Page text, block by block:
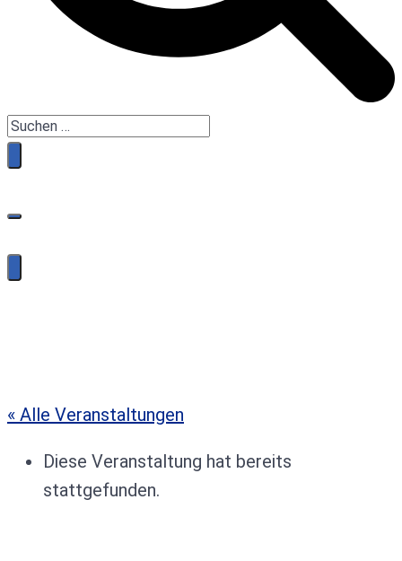
« Alle Veranstaltungen
Diese Veranstaltung hat bereits
stattgefunden.